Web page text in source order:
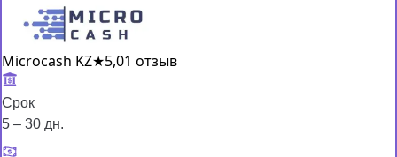
Microcash KZ★5,01 отзыв
Срок
5 – 30 дн.